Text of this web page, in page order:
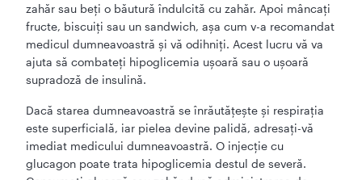
zahăr sau beți o băutură îndulcită cu zahăr. Apoi mâncați
fructe, biscuiți sau un sandwich, așa cum v-a recomandat
medicul dumneavoastră și vă odihniți. Acest lucru vă va
ajuta să combateți hipoglicemia ușoară sau o ușoară
supradoză de insulină.
Dacă starea dumneavoastră se înrăutățește și respirația
este superficială, iar pielea devine palidă, adresați-vă
imediat medicului dumneavoastră. O injecție cu
glucagon poate trata hipoglicemia destul de severă.